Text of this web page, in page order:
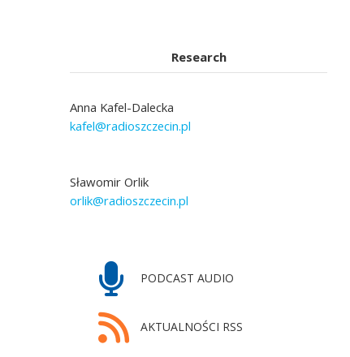
Research
Anna Kafel-Dalecka
kafel@radioszczecin.pl
Sławomir Orlik
orlik@radioszczecin.pl
PODCAST AUDIO
AKTUALNOŚCI RSS